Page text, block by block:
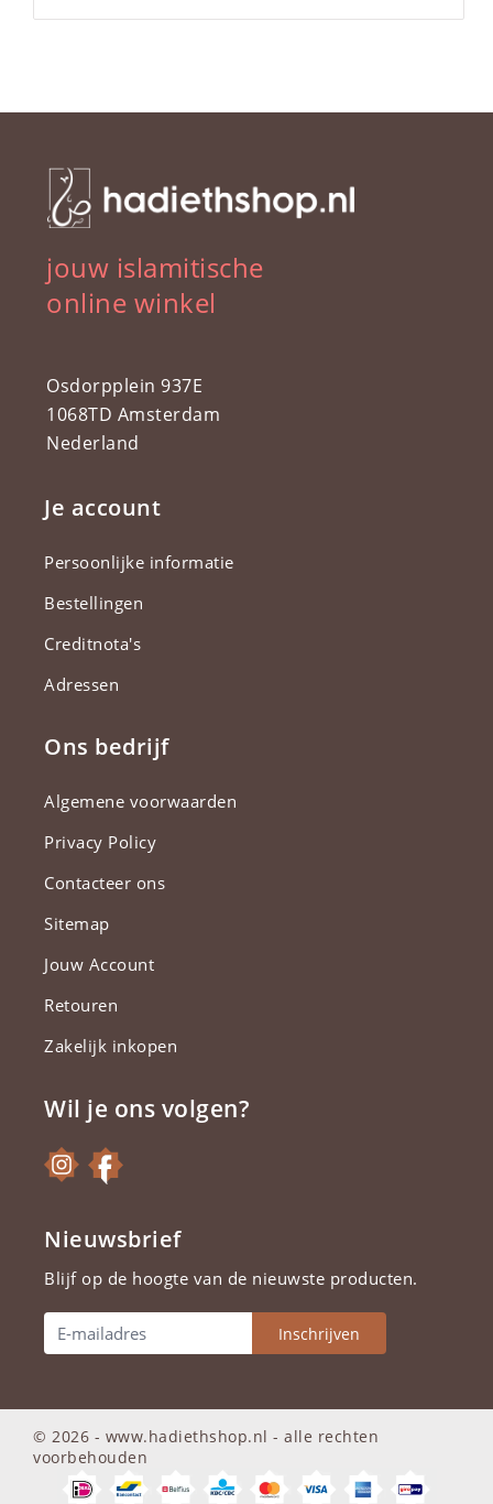
jouw islamitische
online winkel
Osdorpplein 937E
1068TD Amsterdam
Nederland
Je account
Persoonlijke informatie
Bestellingen
Creditnota's
Adressen
Ons bedrijf
Algemene voorwaarden
Privacy Policy
Contacteer ons
Sitemap
Jouw Account
Retouren
Zakelijk inkopen
Wil je ons volgen?
Nieuwsbrief
Blijf op de hoogte van de nieuwste producten.
Inschrijven
© 2026 - www.hadiethshop.nl -alle rechten
voorbehouden